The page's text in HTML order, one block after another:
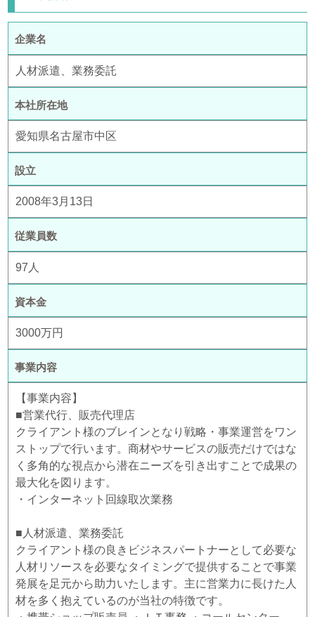
企業名
人材派遣、業務委託
本社所在地
愛知県名古屋市中区
設立
2008年3月13日
従業員数
97人
資本金
3000万円
事業内容
【事業内容】
■営業代行、販売代理店
クライアント様のブレインとなり戦略・事業運営をワン
ストップで行います。商材やサービスの販売だけではな
く多角的な視点から潜在ニーズを引き出すことで成果の
最大化を図ります。
・インターネット回線取次業務
■人材派遣、業務委託
クライアント様の良きビジネスパートナーとして必要な
人材リソースを必要なタイミングで提供することで事業
発展を足元から助力いたします。主に営業力に長けた人
材を多く抱えているのが当社の特徴です。